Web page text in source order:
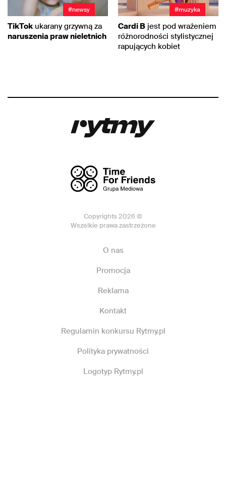
#newsy
TikTok ukarany grzywną za
naruszenia praw nieletnich
#muzyka
Cardi B jest pod wrażeniem
różnorodności stylistycznej
rapujących kobiet
Copyrights 2026 ©
Wszelkie prawa zastrzeżone
O nas
Promocja
Reklama
Kontakt
Regulamin konkursu Rytmy.pl
Polityka prywatności
Logotyp Rytmy.pl